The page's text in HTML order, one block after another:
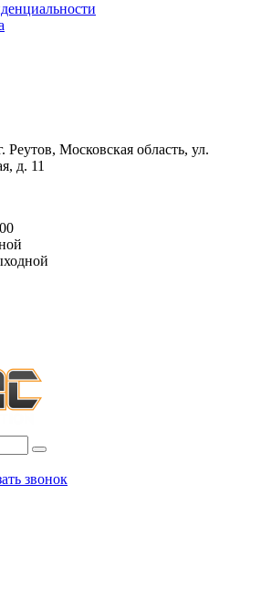
Реутов, Московская область, ул.
д. 11
звонок